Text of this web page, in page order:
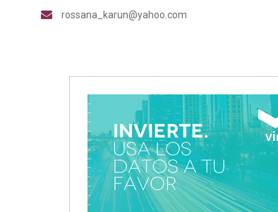
rossana_karun@yahoo.com